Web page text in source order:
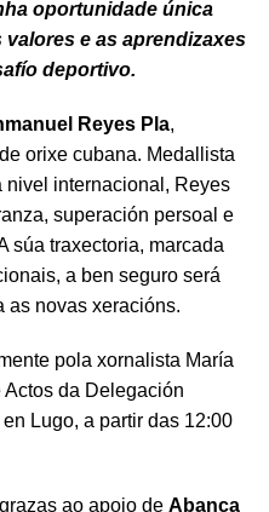
oportunidade única
e as aprendizaxes
deportivo.
Reyes Pla,
orixe cubana. Medallista
internacional, Reyes
superación persoal e
súa traxectoria, marcada
a ben seguro será
as novas xeracións.
pola xornalista María
da Delegación
Lugo, a partir das 12:00
ao apoio de Abanca